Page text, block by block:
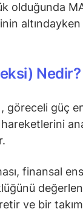
olduğunda
altındayken
Nedir?
göreceli güç
finansal
ve bir